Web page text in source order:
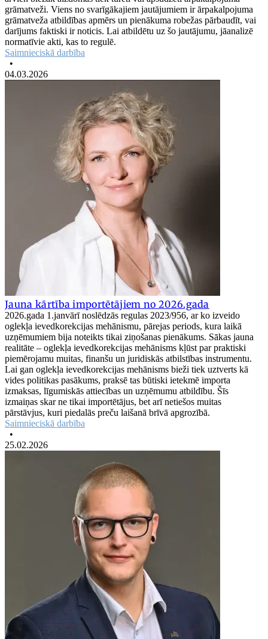
grāmatveži. Viens no svarīgākajiem jautājumiem ir ārpakalpojuma
grāmatveža atbildības apmērs un pienākuma robežas pārbaudīt, vai
darījums faktiski ir noticis. Lai atbildētu uz šo jautājumu, jāanalizē
normatīvie akti, kas to regulē.
Saimnieciskā darbība
•
04.03.2026
Jauna kārtība importētājiem no 2026.gada
2026.gada 1.janvārī noslēdzās regulas 2023/956, ar ko izveido
oglekļa ievedkorekcijas mehānismu, pārejas periods, kura laikā
uzņēmumiem bija noteikts tikai ziņošanas pienākums. Sākas jauna
realitāte – oglekļa ievedkorekcijas mehānisms kļūst par praktiski
piemērojamu muitas, finanšu un juridiskās atbilstības instrumentu.
Lai gan oglekļa ievedkorekcijas mehānisms bieži tiek uztverts kā
vides politikas pasākums, praksē tas būtiski ietekmē importa
izmaksas, līgumiskās attiecības un uzņēmumu atbildību. Šīs
izmaiņas skar ne tikai importētājus, bet arī netiešos muitas
pārstāvjus, kuri piedalās preču laišanā brīvā apgrozībā.
Saimnieciskā darbība
•
25.02.2026